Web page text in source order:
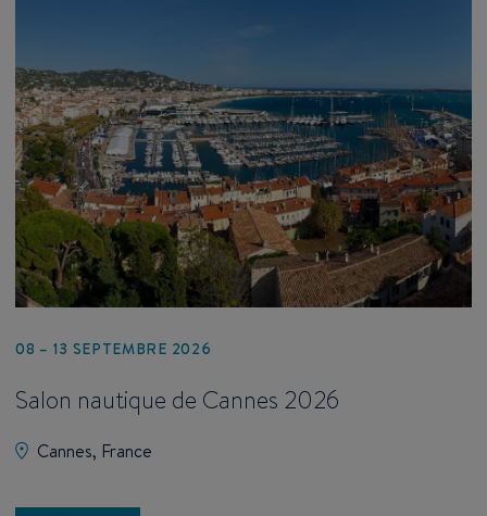
08 – 13 SEPTEMBRE 2026
Salon nautique de Cannes 2026
Cannes, France